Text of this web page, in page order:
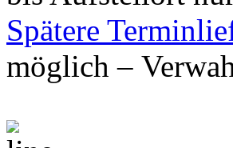
Spätere
möglich –